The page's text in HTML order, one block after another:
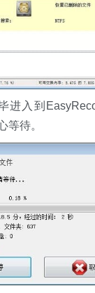
入到
等待。